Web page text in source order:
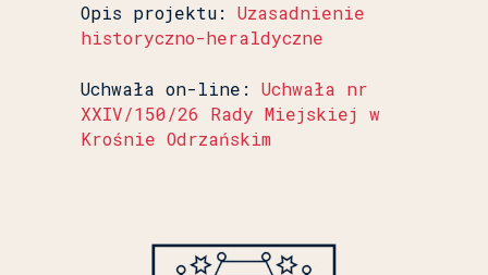
Opis projektu: Uzasadnienie
historyczno-heraldyczne
Uchwała on-line: Uchwała nr
XXIV/150/26 Rady Miejskiej w
Krośnie Odrzańskim